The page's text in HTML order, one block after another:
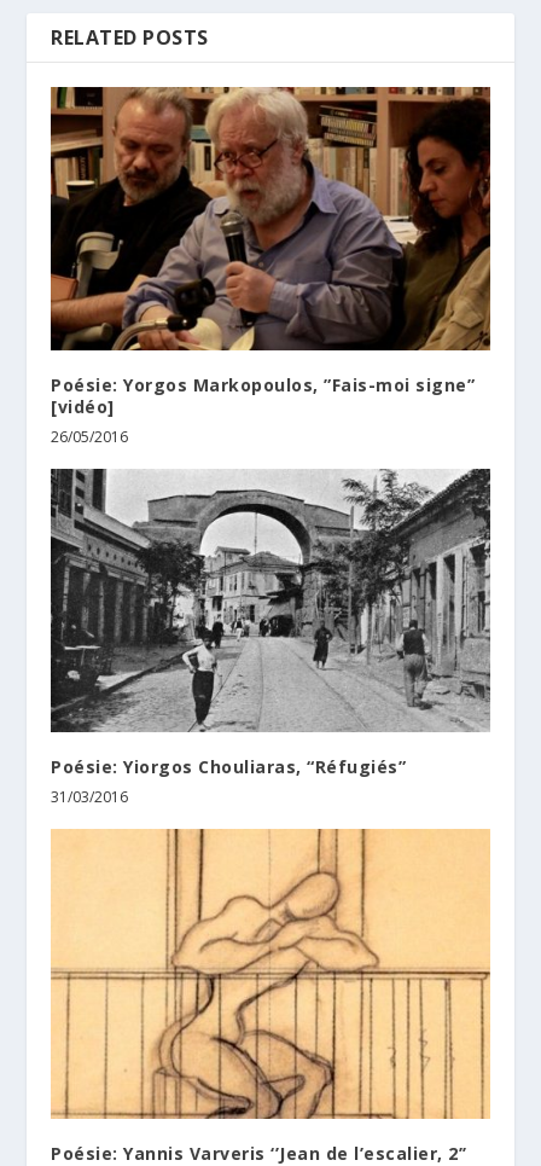
RELATED POSTS
Poésie: Yorgos Markopoulos, ”Fais-moi signe”
[vidéo]
26/05/2016
Poésie: Yiorgos Chouliaras, “Réfugiés”
31/03/2016
Poésie: Yannis Varveris ‘’Jean de l’escalier, 2’’